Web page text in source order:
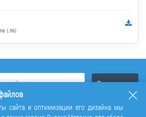
(.ris)
сайта и оптимизации его дизайна мы